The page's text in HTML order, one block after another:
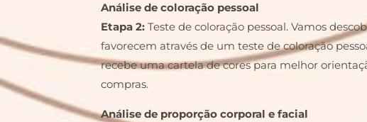
Análise de coloração pessoal
Etapa 2: Teste de coloração pessoal. Vamos
favorecem através de um teste de coloração
recebe uma cartela de cores para melhor
compras.
Análise de proporção corporal e facial